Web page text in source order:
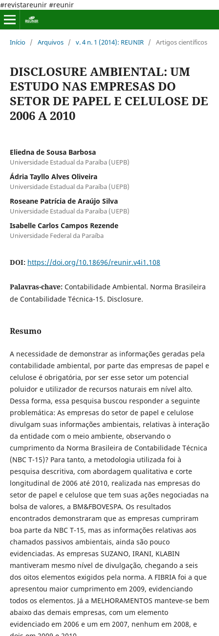
#revistareunir #reunir
Início / Arquivos / v. 4 n. 1 (2014): REUNIR / Artigos científicos
DISCLOSURE AMBIENTAL: UM
ESTUDO NAS EMPRESAS DO
SETOR DE PAPEL E CELULOSE DE
2006 A 2010
Eliedna de Sousa Barbosa
Universidade Estadual da Paraíba (UEPB)
Ádria Tayllo Alves Oliveira
Universidade Estadual da Paraíba (UEPB)
Roseane Patrícia de Araújo Silva
Universidade Estadual da Paraíba (UEPB)
Isabelle Carlos Campos Rezende
Universidade Federal da Paraíba
DOI: https://doi.org/10.18696/reunir.v4i1.108
Palavras-chave: Contabilidade Ambiental. Norma Brasileira
de Contabilidade Técnica-15. Disclosure.
Resumo
A necessidade de demonstrar as informações geradas pela
contabilidade ambiental, por parte das empresas de papel e
celulose é obrigatória, por ser esse setor um potencial
poluidor e utilizador de recursos naturais em nível alto.
Dessa forma, essa pesquisa buscou responder a seguinte
problemática: As empresas do setor de papel e celulose
divulgam suas informações ambientais, relativas à interação
da entidade com o meio ambiente, observando o
cumprimento da Norma Brasileira de Contabilidade Técnica
(NBC T-15)? Para tanto, a metodologia utilizada foi à
pesquisa descritiva, com abordagem qualitativa e corte
longitudinal de 2006 até 2010, realizada nas empresas do
setor de papel e celulose que tem suas ações negociadas na
bolsa de valores, a BM&FBOVESPA. Os resultados
encontrados demonstraram que as empresas cumpriram
boa parte da NBC T-15, mas as informações relativas aos
chamados passivos ambientais, ainda são pouco
evidenciadas. As empresas SUZANO, IRANI, KLABIN
mantiveram mesmo nível de divulgação, chegando a seis
dos oitos elementos exigidos pela norma. A FIBRIA foi a que
apresentou maior cumprimento em 2009, evidenciando
todos os elementos. Já a MELHORAMENTOS manteve-se bem
abaixo das demais empresas, com um elemento
evidenciado em 2006 e um em 2007, nenhum em 2008, e